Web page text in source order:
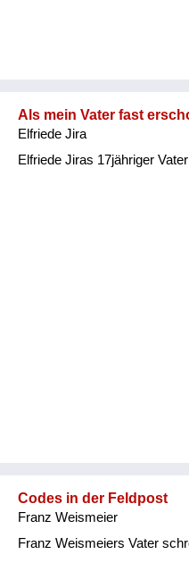
Als mein Vater fast
Elfriede Jira
Elfriede Jiras 17jähriger
Codes in der Feldpost
Franz Weismeier
Franz Weismeiers Vater